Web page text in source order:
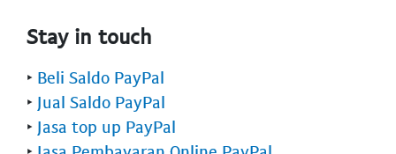
Stay in touch
‣ Beli Saldo PayPal
‣ Jual Saldo PayPal
‣ Jasa top up PayPal